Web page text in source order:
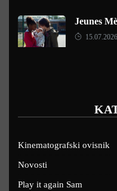
Jeunes
Kinematografski ovisnik
Novosti
Play it again Sam